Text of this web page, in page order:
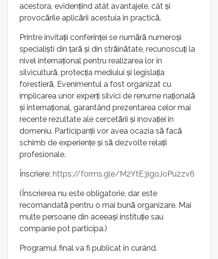
acestora, evidențiind atât avantajele, cât și
provocările aplicării acestuia în practică.
Printre invitații conferinței se numără numeroși
specialiști din țară și din străinătate, recunoscuți la
nivel internațional pentru realizarea lor în
silvicultură, protecția mediului și legislația
forestieră. Evenimentul a fost organizat cu
implicarea unor experți silvici de renume națională
și internațional, garantând prezentarea celor mai
recente rezultate ale cercetării și inovației în
domeniu. Participanții vor avea ocazia să facă
schimb de experiențe și să dezvolte relații
profesionale.
Înscriere: https://forms.gle/M2YtE3igoJoPu2zv6
(Înscrierea nu este obligatorie, dar este
recomandată pentru o mai bună organizare. Mai
multe persoane din aceeași instituție sau
companie pot participa.)
Programul final va fi publicat în curând.